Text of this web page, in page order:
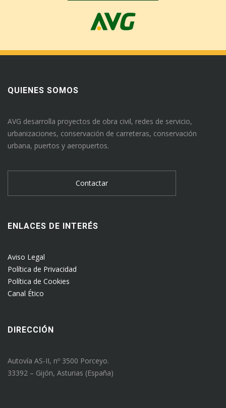
QUIENES SOMOS
AVG desarrolla proyectos de obra civil, redes de servicio,
urbanizaciones, conservación de carreteras, conservación
urbana, puertos y aeropuertos.
Contactar
ENLACES DE INTERÉS
Aviso Legal
Política de Privacidad
Política de Cookies
Canal Ético
DIRECCIÓN
Autovía AS-II, nº 3500 Porceyo.
33392 – Gijón, Asturias (España)